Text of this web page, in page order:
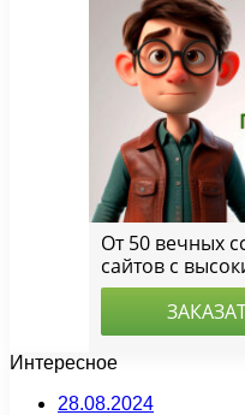
Интересное
28.08.2024